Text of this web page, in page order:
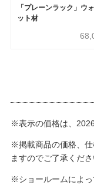
「プレーンラック」ウ
ット材
※表示の価格は、
※掲載商品の価格、
ますのでご了承くださ
※ショールームによ